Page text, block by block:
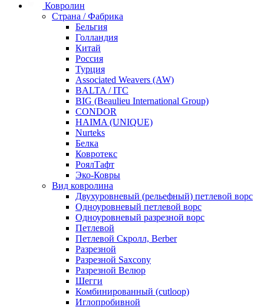
Ковролин
Страна / Фабрика
Бельгия
Голландия
Китай
Россия
Турция
Associated Weavers (AW)
BALTA / ITC
BIG (Beaulieu International Group)
CONDOR
HAIMA (UNIQUE)
Nurteks
Белка
Ковротекс
РоялТафт
Эко-Ковры
Вид ковролина
Двухуровневый (рельефный) петлевой ворс
Одноуровневый петлевой ворс
Одноуровневый разрезной ворс
Петлевой
Петлевой Скролл, Berber
Разрезной
Разрезной Saxcony
Разрезной Велюр
Шегги
Комбинированный (cutloop)
Иглопробивной